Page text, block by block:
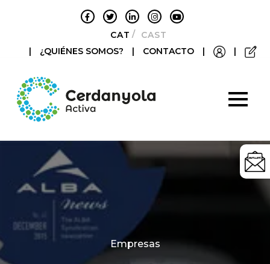
CATALÀCASTELLANO
|
¿QUIÉNES SOMOS? | CONTACTO | |
Categories
Empresas